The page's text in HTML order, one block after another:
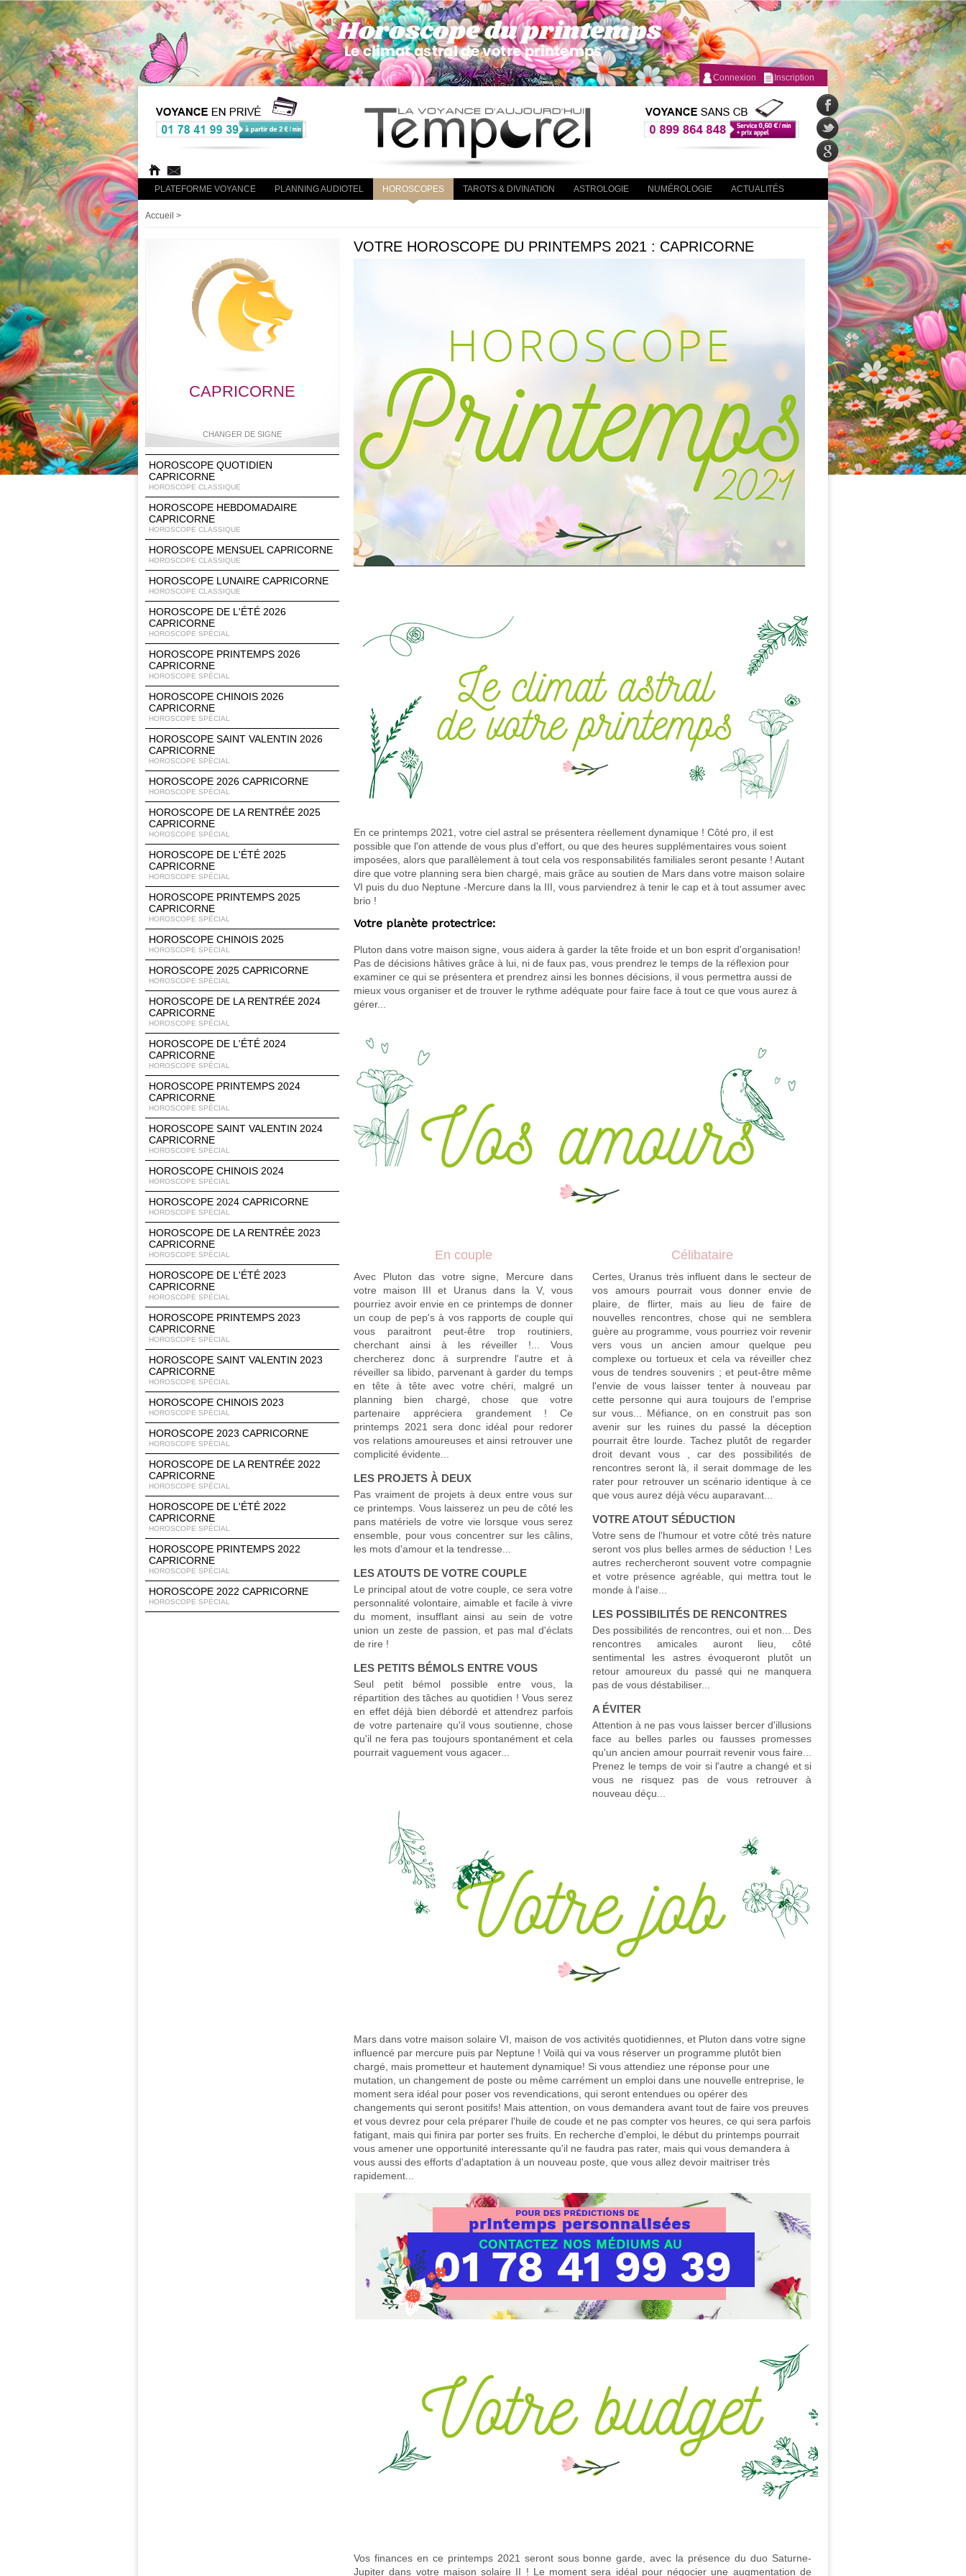
Connexion Inscription
PLATEFORME VOYANCE PLANNING AUDIOTEL HOROSCOPES TAROTS & DIVINATION ASTROLOGIE NUMÉROLOGIE ACTUALITÉS
Accueil >
CAPRICORNE
CHANGER DE SIGNE
Lion Vierge
Sagittaire Capricorne
HOROSCOPE QUOTIDIEN
CAPRICORNE
HOROSCOPE CLASSIQUE
HOROSCOPE HEBDOMADAIRE
CAPRICORNE
HOROSCOPE CLASSIQUE
HOROSCOPE MENSUEL CAPRICORNE
HOROSCOPE CLASSIQUE
HOROSCOPE LUNAIRE CAPRICORNE
HOROSCOPE CLASSIQUE
HOROSCOPE DE L'ÉTÉ 2026
CAPRICORNE
HOROSCOPE SPÉCIAL
HOROSCOPE PRINTEMPS 2026
CAPRICORNE
HOROSCOPE SPÉCIAL
HOROSCOPE CHINOIS 2026
CAPRICORNE
HOROSCOPE SPÉCIAL
HOROSCOPE SAINT VALENTIN 2026
CAPRICORNE
HOROSCOPE SPÉCIAL
HOROSCOPE 2026 CAPRICORNE
HOROSCOPE SPÉCIAL
HOROSCOPE DE LA RENTRÉE 2025
CAPRICORNE
HOROSCOPE SPÉCIAL
HOROSCOPE DE L'ÉTÉ 2025
CAPRICORNE
HOROSCOPE SPÉCIAL
HOROSCOPE PRINTEMPS 2025
CAPRICORNE
HOROSCOPE SPÉCIAL
HOROSCOPE CHINOIS 2025
HOROSCOPE SPÉCIAL
HOROSCOPE 2025 CAPRICORNE
HOROSCOPE SPÉCIAL
HOROSCOPE DE LA RENTRÉE 2024
CAPRICORNE
HOROSCOPE SPÉCIAL
HOROSCOPE DE L'ÉTÉ 2024
CAPRICORNE
HOROSCOPE SPÉCIAL
HOROSCOPE PRINTEMPS 2024
CAPRICORNE
HOROSCOPE SPÉCIAL
HOROSCOPE SAINT VALENTIN 2024
CAPRICORNE
HOROSCOPE SPÉCIAL
HOROSCOPE CHINOIS 2024
HOROSCOPE SPÉCIAL
HOROSCOPE 2024 CAPRICORNE
HOROSCOPE SPÉCIAL
HOROSCOPE DE LA RENTRÉE 2023
CAPRICORNE
HOROSCOPE SPÉCIAL
HOROSCOPE DE L'ÉTÉ 2023
CAPRICORNE
HOROSCOPE SPÉCIAL
HOROSCOPE PRINTEMPS 2023
CAPRICORNE
HOROSCOPE SPÉCIAL
HOROSCOPE SAINT VALENTIN 2023
CAPRICORNE
HOROSCOPE SPÉCIAL
HOROSCOPE CHINOIS 2023
HOROSCOPE SPÉCIAL
HOROSCOPE 2023 CAPRICORNE
HOROSCOPE SPÉCIAL
HOROSCOPE DE LA RENTRÉE 2022
CAPRICORNE
HOROSCOPE SPÉCIAL
HOROSCOPE DE L'ÉTÉ 2022
CAPRICORNE
HOROSCOPE SPÉCIAL
HOROSCOPE PRINTEMPS 2022
CAPRICORNE
HOROSCOPE SPÉCIAL
HOROSCOPE 2022 CAPRICORNE
HOROSCOPE SPÉCIAL
VOTRE HOROSCOPE DU PRINTEMPS 2021 : CAPRICORNE
En ce printemps 2021, votre ciel astral se présentera réellement dynamique ! Côté pro, il est
possible que l'on attende de vous plus d'effort, ou que des heures supplémentaires vous soient
imposées, alors que parallèlement à tout cela vos responsabilités familiales seront pesante ! Autant
dire que votre planning sera bien chargé, mais grâce au soutien de Mars dans votre maison solaire
VI puis du duo Neptune -Mercure dans la III, vous parviendrez à tenir le cap et à tout assumer avec
brio !
Votre planète protectrice:
Pluton dans votre maison signe, vous aidera à garder la tête froide et un bon esprit d'organisation!
Pas de décisions hâtives grâce à lui, ni de faux pas, vous prendrez le temps de la réflexion pour
examiner ce qui se présentera et prendrez ainsi les bonnes décisions, il vous permettra aussi de
mieux vous organiser et de trouver le rythme adéquate pour faire face à tout ce que vous aurez à
gérer...
En couple
Avec Pluton das votre signe, Mercure dans
votre maison III et Uranus dans la V, vous
pourriez avoir envie en ce printemps de donner
un coup de pep's à vos rapports de couple qui
vous paraitront peut-être trop routiniers,
cherchant ainsi à les réveiller !... Vous
chercherez donc à surprendre l'autre et à
réveiller sa libido, parvenant à garder du temps
en tête à tête avec votre chéri, malgré un
planning bien chargé, chose que votre
partenaire appréciera grandement ! Ce
printemps 2021 sera donc idéal pour redorer
vos relations amoureuses et ainsi retrouver une
complicité évidente...
LES PROJETS À DEUX
Pas vraiment de projets à deux entre vous sur
ce printemps. Vous laisserez un peu de côté les
pans matériels de votre vie lorsque vous serez
ensemble, pour vous concentrer sur les câlins,
les mots d'amour et la tendresse...
LES ATOUTS DE VOTRE COUPLE
Le principal atout de votre couple, ce sera votre
personnalité volontaire, aimable et facile à vivre
du moment, insufflant ainsi au sein de votre
union un zeste de passion, et pas mal d'éclats
de rire !
LES PETITS BÉMOLS ENTRE VOUS
Seul petit bémol possible entre vous, la
répartition des tâches au quotidien ! Vous serez
en effet déjà bien débordé et attendrez parfois
de votre partenaire qu'il vous soutienne, chose
qu'il ne fera pas toujours spontanément et cela
pourrait vaguement vous agacer...
Célibataire
Certes, Uranus très influent dans le secteur de
vos amours pourrait vous donner envie de
plaire, de flirter, mais au lieu de faire de
nouvelles rencontres, chose qui ne semblera
guère au programme, vous pourriez voir revenir
vers vous un ancien amour quelque peu
complexe ou tortueux et cela va réveiller chez
vous de tendres souvenirs ; et peut-être même
l'envie de vous laisser tenter à nouveau par
cette personne qui aura toujours de l'emprise
sur vous... Méfiance, on en construit pas son
avenir sur les ruines du passé la déception
pourrait être lourde. Tachez plutôt de regarder
droit devant vous , car des possibilités de
rencontres seront là, il serait dommage de les
rater pour retrouver un scénario identique à ce
que vous aurez déjà vécu auparavant...
VOTRE ATOUT SÉDUCTION
Votre sens de l'humour et votre côté très nature
seront vos plus belles armes de séduction ! Les
autres rechercheront souvent votre compagnie
et votre présence agréable, qui mettra tout le
monde à l'aise...
LES POSSIBILITÉS DE RENCONTRES
Des possibilités de rencontres, oui et non... Des
rencontres amicales auront lieu, côté
sentimental les astres évoqueront plutôt un
retour amoureux du passé qui ne manquera
pas de vous déstabiliser...
A ÉVITER
Attention à ne pas vous laisser bercer d'illusions
face au belles parles ou fausses promesses
qu'un ancien amour pourrait revenir vous faire...
Prenez le temps de voir si l'autre a changé et si
vous ne risquez pas de vous retrouver à
nouveau déçu...
Mars dans votre maison solaire VI, maison de vos activités quotidiennes, et Pluton dans votre signe
influencé par mercure puis par Neptune ! Voilà qui va vous réserver un programme plutôt bien
chargé, mais prometteur et hautement dynamique! Si vous attendiez une réponse pour une
mutation, un changement de poste ou même carrément un emploi dans une nouvelle entreprise, le
moment sera idéal pour poser vos revendications, qui seront entendues ou opérer des
changements qui seront positifs! Mais attention, on vous demandera avant tout de faire vos preuves
et vous devrez pour cela préparer l'huile de coude et ne pas compter vos heures, ce qui sera parfois
fatigant, mais qui finira par porter ses fruits. En recherche d'emploi, le début du printemps pourrait
vous amener une opportunité interessante qu'il ne faudra pas rater, mais qui vous demandera à
vous aussi des efforts d'adaptation à un nouveau poste, que vous allez devoir maitriser très
rapidement...
Vos finances en ce printemps 2021 seront sous bonne garde, avec la présence du duo Saturne-
Jupiter dans votre maison solaire II ! Le moment sera idéal pour négocier une augmentation de